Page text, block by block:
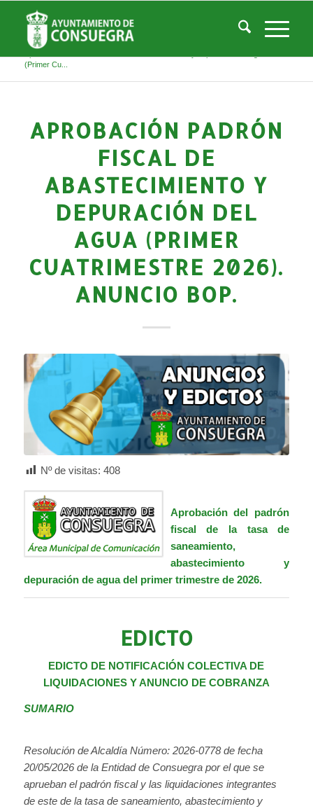
Noticias
Usted está aquí: Inicio / Noticias
Economía y Hacienda /
(Primer Cu...
APROBACIÓN PADRÓN
FISCAL DE
ABASTECIMIENTO Y
DEPURACIÓN DEL
AGUA (PRIMER
CUATRIMESTRE 2026).
ANUNCIO BOP.
Nº de visitas: 408
Aprobación del padrón
fiscal de la tasa de
saneamiento,
abastecimiento y
depuración de agua del primer trimestre de 2026.
EDICTO
EDICTO DE NOTIFICACIÓN COLECTIVA DE
LIQUIDACIONES Y ANUNCIO DE COBRANZA
SUMARIO
Resolución de Alcaldía Número: 2026-0778 de fecha
20/05/2026de la Entidad de Consuegra por el que se
aprueban el padrón fiscal y las liquidaciones integrantes
de este de la tasa de saneamiento, abastecimiento y